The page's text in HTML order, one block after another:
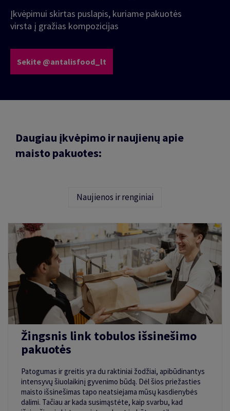
Įkvėpimui skirtas puslapis, kuriame pakuotės
virsta į gražias kompozicijas
Sekite @antalisfood_lt
Daugiau įkvėpimo ir naujienų apie
maisto pakuotes:
Naujienos ir renginiai
Žingsnis link tobulos išsinešimo
pakuotės
Patogumas ir greitis yra du raktiniai žodžiai, apibūdinantys
intensyvų šiuolaikinį gyvenimo būdą. Dėl šios priežasties
maisto išsinešimas tapo neatsiejama mūsų kasdienybės
dalimi. Tačiau ar kada susimąstėte, kaip svarbu, kad